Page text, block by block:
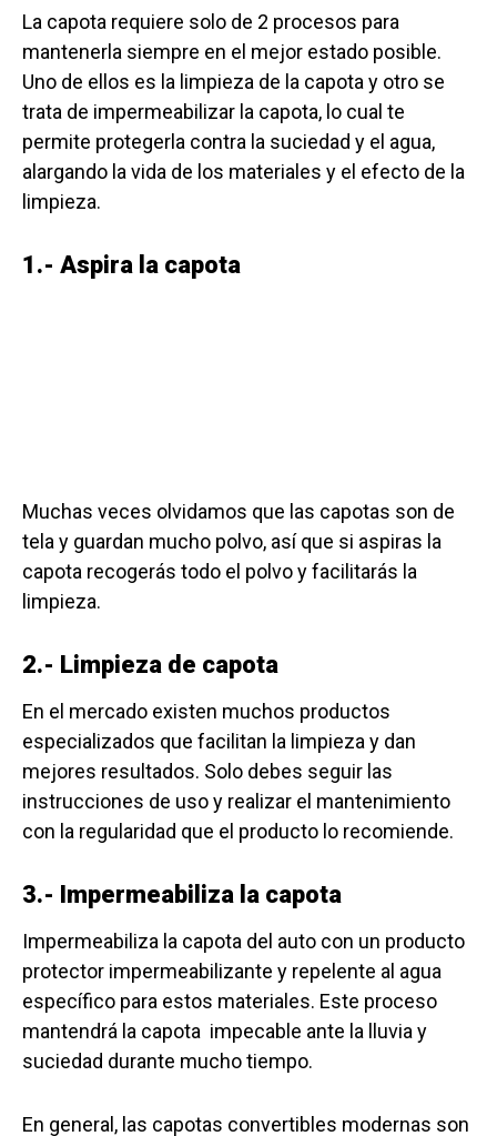
La capota requiere solo de 2 procesos para
mantenerla siempre en el mejor estado posible.
Uno de ellos es la limpieza de la capota y otro se
trata de impermeabilizar la capota, lo cual te
permite protegerla contra la suciedad y el agua,
alargando la vida de los materiales y el efecto de la
limpieza.
1.- Aspira la capota
Muchas veces olvidamos que las capotas son de
tela y guardan mucho polvo, así que si aspiras la
capota recogerás todo el polvo y facilitarás la
limpieza.
2.- Limpieza de capota
En el mercado existen muchos productos
especializados que facilitan la limpieza y dan
mejores resultados. Solo debes seguir las
instrucciones de uso y realizar el mantenimiento
con la regularidad que el producto lo recomiende.
3.- Impermeabiliza la capota
Impermeabiliza la capota del auto con un producto
protector impermeabilizante y repelente al agua
específico para estos materiales. Este proceso
mantendrá la capota impecable ante la lluvia y
suciedad durante mucho tiempo.
En general, las capotas convertibles modernas son